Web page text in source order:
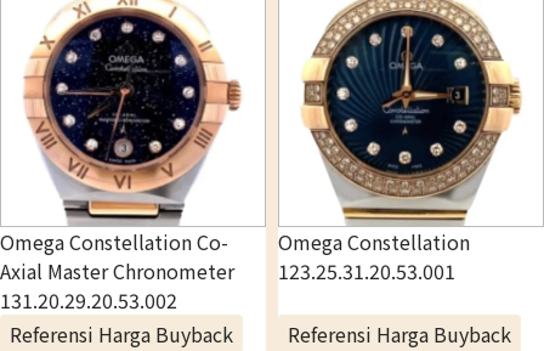
Omega Constellation Co-
Axial Master Chronometer
131.20.29.20.53.002
Referensi Harga Buyback
Omega Constellation
123.25.31.20.53.001
Referensi Harga Buyback